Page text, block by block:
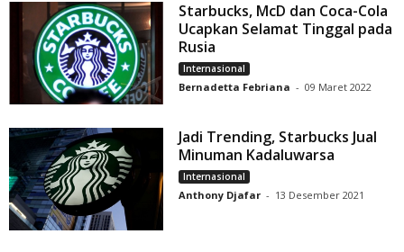
Starbucks, McD dan Coca-Cola
Ucapkan Selamat Tinggal pada
Rusia
Internasional
Bernadetta Febriana - 09 Maret 2022
Jadi Trending, Starbucks Jual
Minuman Kadaluwarsa
Internasional
Anthony Djafar - 13 Desember 2021